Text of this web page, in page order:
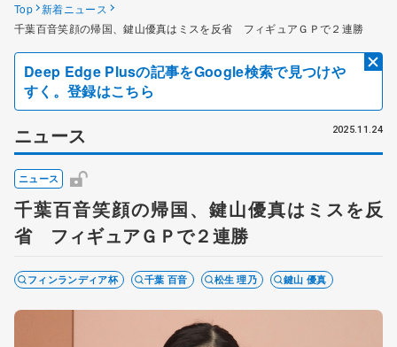
Top 新着ニュース
千葉百音笑顔の帰国、鍵山優真はミスを反省 フィギュアＧＰで２連勝
Deep Edge Plusの記事をGoogle検索で見つけや
すく。登録はこちら
ニュース 2025.11.24
ニュース
千葉百音笑顔の帰国、鍵山優真はミスを反
省 フィギュアＧＰで２連勝
フィンランディア杯 千葉 百音 松生 理乃 鍵山 優真